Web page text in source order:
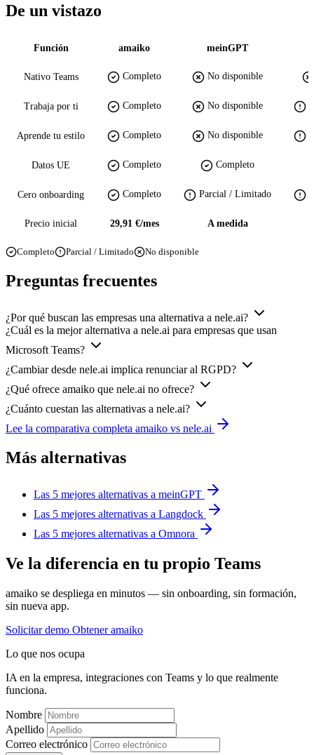
De un vistazo
Función amaiko meinGPT
Nativo Teams Completo No disponible
Trabaja por ti Completo No disponible
Aprende tu estilo Completo No disponible
Datos UE Completo Completo
Cero onboarding Completo Parcial / Limitado
Precio inicial 29,91 €/mes A medida
Completo Parcial / Limitado No disponible
Preguntas frecuentes
¿Por qué buscan las empresas una alternativa a nele.ai?
¿Cuál es la mejor alternativa a nele.ai para empresas que usan
Microsoft Teams?
¿Cambiar desde nele.ai implica renunciar al RGPD?
¿Qué ofrece amaiko que nele.ai no ofrece?
¿Cuánto cuestan las alternativas a nele.ai?
Lee la comparativa completa amaiko vs nele.ai
Más alternativas
Las 5 mejores alternativas a meinGPT
Las 5 mejores alternativas a Langdock
Las 5 mejores alternativas a Omnora
Ve la diferencia en tu propio Teams
amaiko se despliega en minutos — sin onboarding, sin formación,
sin nueva app.
Solicitar demo Obtener amaiko
Lo que nos ocupa
IA en la empresa, integraciones con Teams y lo que realmente
funciona.
Nombre
Apellido
Correo electrónico